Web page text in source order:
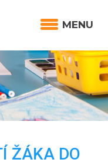
MENU
ŽÁKA DO